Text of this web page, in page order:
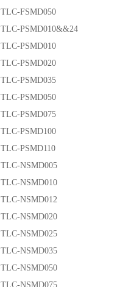
TLC-FSMD050
TLC-PSMD010&&24
TLC-PSMD010
TLC-PSMD020
TLC-PSMD035
TLC-PSMD050
TLC-PSMD075
TLC-PSMD100
TLC-PSMD110
TLC-NSMD005
TLC-NSMD010
TLC-NSMD012
TLC-NSMD020
TLC-NSMD025
TLC-NSMD035
TLC-NSMD050
TLC-NSMD075